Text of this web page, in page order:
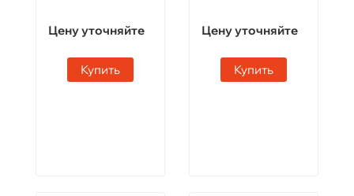
Цену уточняйте
Купить
Цену уточняйте
Купить